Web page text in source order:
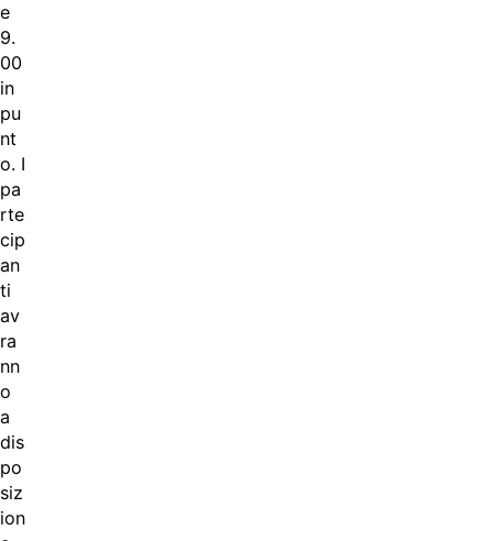
e
9.
00
in
pu
nt
o. I
pa
rte
cip
an
ti
av
ra
nn
o
a
dis
po
siz
ion